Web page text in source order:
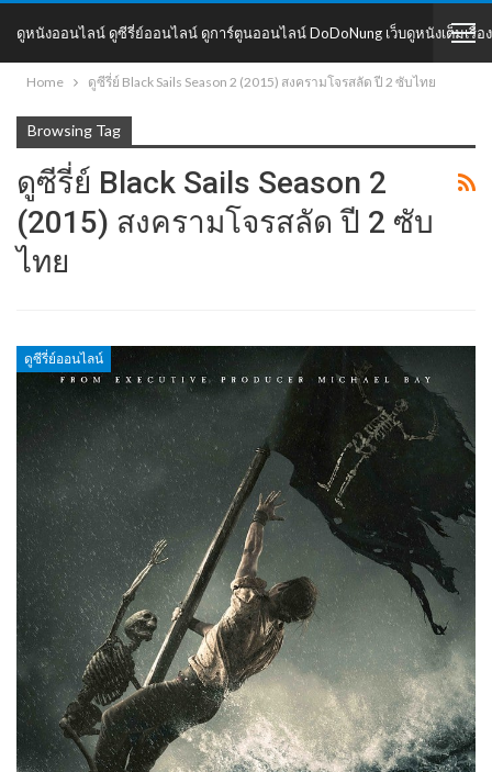
ดูหนังออนไลน์ ดูซีรี่ย์ออนไลน์ ดูการ์ตูนออนไลน์ DoDoNung เว็บดูหนังเต็มเรื่อง
DoDoNung
Home ดูซีรี่ย์ Black Sails Season 2 (2015) สงครามโจรสลัด ปี 2 ซับไทย
Browsing Tag
ดูซีรี่ย์ Black Sails Season 2
(2015) สงครามโจรสลัด ปี 2 ซับ
ไทย
ดูซีรี่ย์ออนไลน์